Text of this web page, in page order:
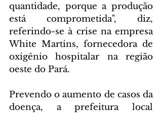
quantidade, porque a produção
está comprometida", diz,
referindo-se à crise na empresa
White Martins, fornecedora de
oxigênio hospitalar na região
oeste do Pará.
Prevendo o aumento de casos da
doença, a prefeitura local